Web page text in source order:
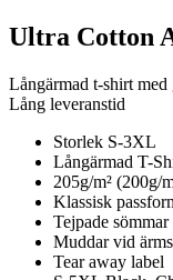
Ultra Cotton
Långärmad t-shirt med
Lång leveranstid
Storlek S-3XL
Långärmad T-
205g/m² (200g/
Klassisk
Tejpade
Muddar vid
Tear away label